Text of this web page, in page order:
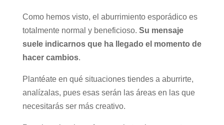
Como hemos visto, el aburrimiento esporádico es
totalmente normal y beneficioso. Su mensaje
suele indicarnos que ha llegado el momento de
hacer cambios.
Plantéate en qué situaciones tiendes a aburrirte,
analízalas, pues esas serán las áreas en las que
necesitarás ser más creativo.